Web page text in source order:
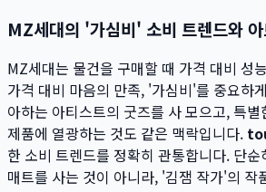
MZ세대의 '가심비' 소비 트렌드와
MZ세대는 물건을 구매할 때 가격 대비 성
가격 대비 마음의 만족, '가심비'를 중요하
아하는 아티스트의 굿즈를 사 모으고, 특
제품에 열광하는 것도 같은 맥락입니다.
한 소비 트렌드를 정확히 관통합니다. 단
매트를 사는 것이 아니라, '김잼 작가'의 작